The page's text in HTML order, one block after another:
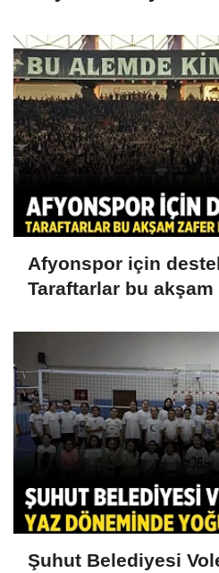
Afyonspor için
Taraftarlar bu akşam
Şuhut Belediyesi